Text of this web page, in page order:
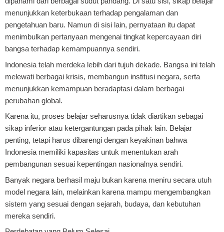
menunjukkan keterbukaan terhadap pengalaman dan
pengetahuan baru. Namun di sisi lain, pernyataan itu dapat
menimbulkan pertanyaan mengenai tingkat kepercayaan diri
bangsa terhadap kemampuannya sendiri.
Indonesia telah merdeka lebih dari tujuh dekade. Bangsa ini telah
melewati berbagai krisis, membangun institusi negara, serta
menunjukkan kemampuan beradaptasi dalam berbagai
perubahan global.
Karena itu, proses belajar seharusnya tidak diartikan sebagai
sikap inferior atau ketergantungan pada pihak lain. Belajar
penting, tetapi harus dibarengi dengan keyakinan bahwa
Indonesia memiliki kapasitas untuk menentukan arah
pembangunan sesuai kepentingan nasionalnya sendiri.
Banyak negara berhasil maju bukan karena meniru secara utuh
model negara lain, melainkan karena mampu mengembangkan
sistem yang sesuai dengan sejarah, budaya, dan kebutuhan
mereka sendiri.